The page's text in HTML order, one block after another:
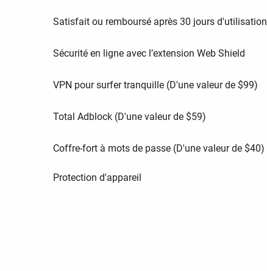
Satisfait ou remboursé après 30 jours d'utilisation
Sécurité en ligne avec l’extension Web Shield
VPN pour surfer tranquille (D'une valeur de $99)
Total Adblock (D'une valeur de $59)
Coffre-fort à mots de passe (D'une valeur de $40)
Protection d'appareil